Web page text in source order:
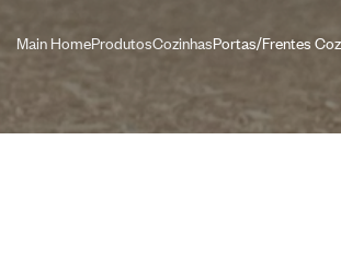
Main HomeProdutosCozinhasPortas/Frentes